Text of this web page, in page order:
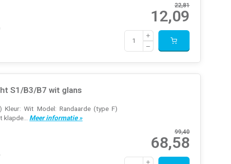
22,81
12,09
S1/B3/B7 wit glans
Wit Model: Randaarde (type F)
Meer informatie »
99,40
68,58